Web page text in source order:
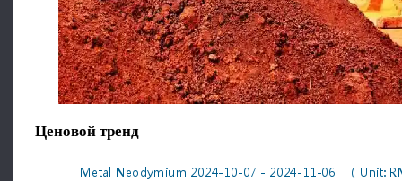
Ценовой тренд